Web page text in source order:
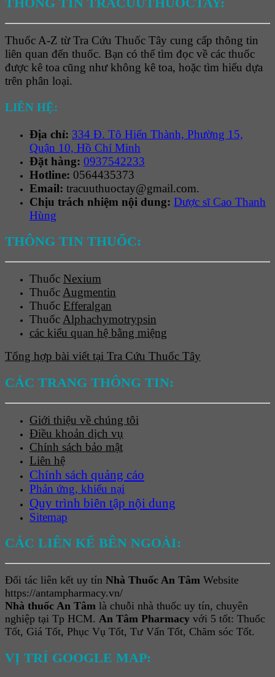
Thuốc A-Z từ Tra Cứu Thuốc Tây cung cấp thông tin
liên quan đến thuốc. Bạn có thể tìm đọc về các thuốc
được kê toa cũng như không kê toa, hoặc tìm hiểu dựa
trên phân loại.
LIÊN HỆ:
Địa chỉ: 334 Đ. Tô Hiến Thành, Phường 15,
Quận 10, Hồ Chí Minh
Đặt hàng: 0937542233
Hotline: 0564435373
Email: tracuuthuoctay@gmail.com.
Chịu trách nhiệm nội dung: Dược sĩ Cao Thanh
Hùng
THÔNG TIN THUỐC:
Thuốc Nexium
Thuốc Augmentin
Thuốc Efferalgan
Thuốc Alphachymotrypsin
các kiểu quan hệ bằng miệng
Tổng hợp bài viết tại Tra Cứu Thuốc Tây
CÁC TRANG THÔNG TIN:
Giới thiệu về chúng tôi
Điều khoản dịch vụ
Chính sách bảo mật
Liên hệ
Chính sách quảng cáo
Phản ứng, khiếu nại
Quy trình biên tập nội dung
Sitemap
CÁC LIÊN KẾ BÊN NGOÀI:
Đối tác liên kết uy tín Nhà Thuốc An Tâm Website
https://antampharmacy.vn/
Nhà thuốc An Tâm là chuỗi nhà thuốc uy tín, chuyên
nghiệp tại Tp HCM. An Tâm Pharmacy với 5 tốt: Thuốc
Tốt, Giá Tốt, Phục Vụ Tốt, Tư Vấn Tốt, Chăm sóc Tốt.
VỊ TRÍ GOOGLE MAP: